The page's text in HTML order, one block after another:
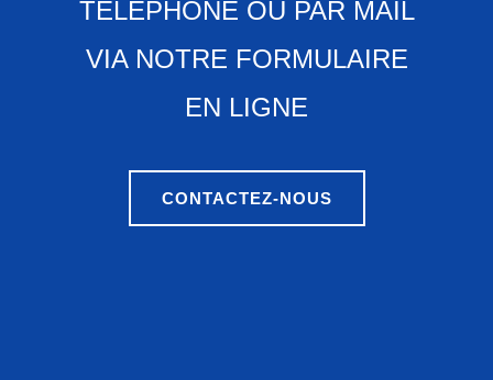
TÉLÉPHONE OU PAR MAIL
VIA NOTRE FORMULAIRE
EN LIGNE
CONTACTEZ-NOUS